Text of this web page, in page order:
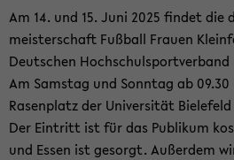
Am 14. und 15. Juni 2025 fin­det
meis­ter­schaft Fuß­ball Frau­en
Deut­schen
Am Sams­tag und Sonn­tag ab
Ra­sen­platz der Uni­ver­si­tät Bie­le­feld
Der Ein­tritt ist für das Pu­bli­kum
und Essen ist ge­sorgt. Au­ßer­dem